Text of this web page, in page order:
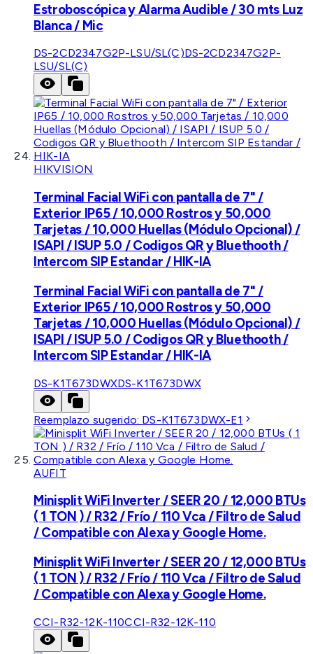
Estroboscópica y Alarma Audible / 30 mts Luz
Blanca / Mic
DS-2CD2347G2P-LSU/SL(C)DS-2CD2347G2P-
LSU/SL(C)
HIKVISION
Terminal Facial WiFi con pantalla de 7" /
Exterior IP65 / 10,000 Rostros y 50,000
Tarjetas / 10,000 Huellas (Módulo Opcional) /
ISAPI / ISUP 5.0 / Codigos QR y Bluethooth /
Intercom SIP Estandar / HIK-IA
Terminal Facial WiFi con pantalla de 7" /
Exterior IP65 / 10,000 Rostros y 50,000
Tarjetas / 10,000 Huellas (Módulo Opcional) /
ISAPI / ISUP 5.0 / Codigos QR y Bluethooth /
Intercom SIP Estandar / HIK-IA
DS-K1T673DWXDS-K1T673DWX
Reemplazo sugerido: DS-K1T673DWX-E1
AUFIT
Minisplit WiFi Inverter / SEER 20 / 12,000 BTUs
( 1 TON ) / R32 / Frío / 110 Vca / Filtro de Salud
/ Compatible con Alexa y Google Home.
Minisplit WiFi Inverter / SEER 20 / 12,000 BTUs
( 1 TON ) / R32 / Frío / 110 Vca / Filtro de Salud
/ Compatible con Alexa y Google Home.
CCI-R32-12K-110CCI-R32-12K-110